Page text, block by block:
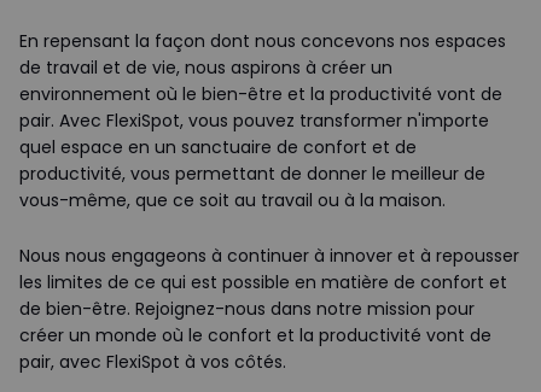
En repensant la façon dont nous concevons nos espaces
de travail et de vie, nous aspirons à créer un
environnement où le bien-être et la productivité vont de
pair. Avec FlexiSpot, vous pouvez transformer n'importe
quel espace en un sanctuaire de confort et de
productivité, vous permettant de donner le meilleur de
vous-même, que ce soit au travail ou à la maison.
Nous nous engageons à continuer à innover et à repousser
les limites de ce qui est possible en matière de confort et
de bien-être. Rejoignez-nous dans notre mission pour
créer un monde où le confort et la productivité vont de
pair, avec FlexiSpot à vos côtés.